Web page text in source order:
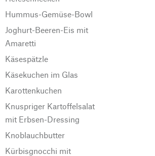
Hummus-Gemüse-Bowl
Joghurt-Beeren-Eis mit
Amaretti
Käsespätzle
Käsekuchen im Glas
Karottenkuchen
Knuspriger Kartoffelsalat
mit Erbsen-Dressing
Knoblauchbutter
Kürbisgnocchi mit